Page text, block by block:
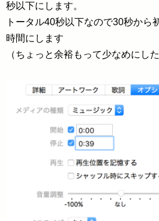
秒以下にします。
トータル40秒以下なので30秒から
時間にします
（ちょっと余裕もって少なめにし